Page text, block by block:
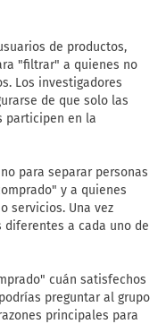
de productos,
"filtrar" a quienes no
Los investigadores
de que solo las
participen en la
para separar personas
y a quienes
servicios. Una vez
diferentes a cada uno de
cuán satisfechos
preguntar al grupo
principales para